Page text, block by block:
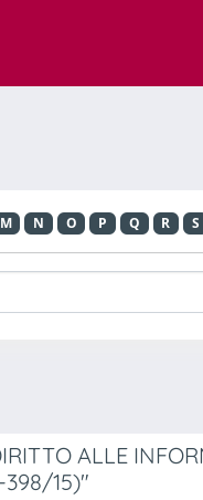
M N O P Q R S
ALLE
398/15)"